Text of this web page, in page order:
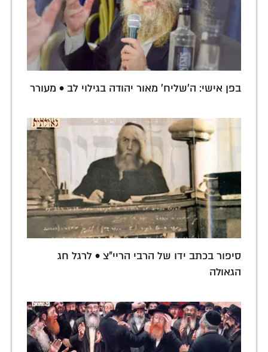
בפן אישי: ה'שליח' מאור יהודה בגילוי לב • מעורר
סיפור בכתב ידו של הרבי הריי"צ • לרגל חג
הגאולה